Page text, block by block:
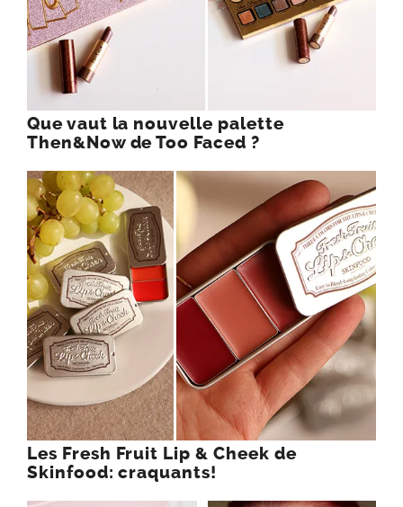
Que vaut la nouvelle palette
Then&Now de Too Faced ?
Les Fresh Fruit Lip & Cheek de
Skinfood: craquants!